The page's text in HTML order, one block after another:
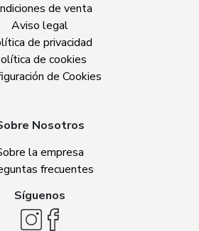
de venta
Aviso legal
de privacidad
de cookies
de Cookies
Nosotros
la empresa
frecuentes
Síguenos